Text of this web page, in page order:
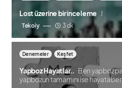
Lost üzerine bir inceleme J
Tekoiy 3 dk
Denemeler Keşfet
Yapboz Hayatlar.. Ben yapboz
yapbozun tamamını ise hayata